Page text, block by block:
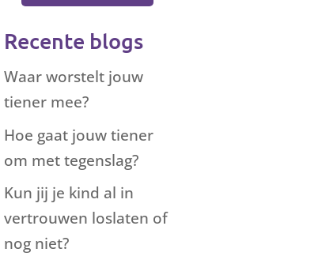
Recente blogs
Waar worstelt jouw
tiener mee?
Hoe gaat jouw tiener
om met tegenslag?
Kun jij je kind al in
vertrouwen loslaten of
nog niet?